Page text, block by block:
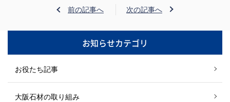
前の記事へ 次の記事へ
お知らせカテゴリ
お役たち記事
大阪石材の取り組み